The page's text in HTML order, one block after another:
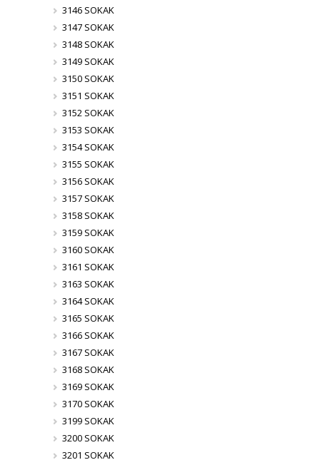
3146 SOKAK
3147 SOKAK
3148 SOKAK
3149 SOKAK
3150 SOKAK
3151 SOKAK
3152 SOKAK
3153 SOKAK
3154 SOKAK
3155 SOKAK
3156 SOKAK
3157 SOKAK
3158 SOKAK
3159 SOKAK
3160 SOKAK
3161 SOKAK
3163 SOKAK
3164 SOKAK
3165 SOKAK
3166 SOKAK
3167 SOKAK
3168 SOKAK
3169 SOKAK
3170 SOKAK
3199 SOKAK
3200 SOKAK
3201 SOKAK